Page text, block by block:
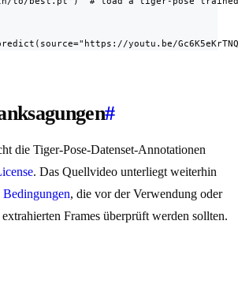
youtu.be/
#
die Tiger-Pose-Datenset-Annotationen
. Das Quellvideo unterliegt weiterhin
, die vor der Verwendung oder
Frames überprüft werden sollten.